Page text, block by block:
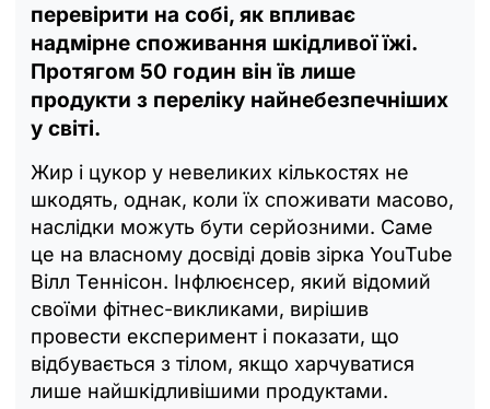
перевірити на собі, як впливає
надмірне споживання шкідливої їжі.
Протягом 50 годин він їв лише
продукти з переліку найнебезпечніших
у світі.
Жир і цукор у невеликих кількостях не
шкодять, однак, коли їх споживати масово,
наслідки можуть бути серйозними. Саме
це на власному досвіді довів зірка YouTube
Вілл Теннісон. Інфлюєнсер, який відомий
своїми фітнес-викликами, вирішив
провести експеримент і показати, що
відбувається з тілом, якщо харчуватися
лише найшкідливішими продуктами.